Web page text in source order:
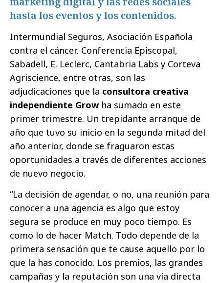
hasta los eventos y los contenidos.
Intermundial Seguros, Asociación Española
contra el cáncer, Conferencia Episcopal,
Sabadell, E. Leclerc, Cantabria Labs y Corteva
Agriscience, entre otras, son las
adjudicaciones que la consultora creativa
independiente Growha sumado en este
primer trimestre. Un trepidante arranque de
año que tuvo su inicio en la segunda mitad del
año anterior, donde se fraguaron estas
oportunidades a través de diferentes acciones
de nuevo negocio.
“La decisión de agendar, o no, una reunión para
conocer a una agencia es algo que estoy
segura se produce en muy poco tiempo. Es
como lo de hacer Match. Todo depende de la
primera sensación que te cause aquello por lo
que la has conocido. Los premios, las grandes
campañas y la reputación son una vía directa